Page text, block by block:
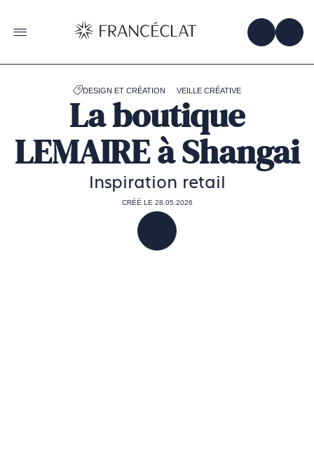
la
page
de
OBTENIR
DESIGN ET CRÉATION VEILLE CRÉATIVE
La boutique
LEMAIRE à Shangai
Inspiration retail
CRÉÉ LE 28.05.2026
PARTAGER